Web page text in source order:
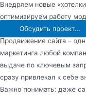
Внедряем новые
оптимизируем работу
Обсудить проект...
Продвижение сайта –
маркетинга любой
выдаче по ключевым
сразу привлекал к себе
Важно понимать: даже